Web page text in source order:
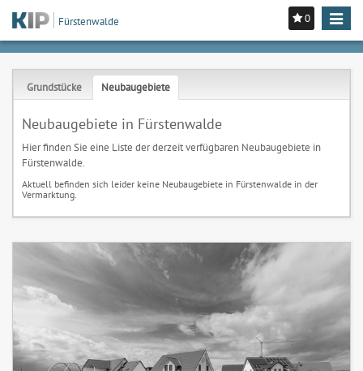
0
Toggle
Fürstenwalde
Grundstücke Neubaugebiete
Neubaugebiete in Fürstenwalde
Hier finden Sie eine Liste der derzeit verfügbaren Neubaugebiete in
Fürstenwalde.
Aktuell befinden sich leider keine Neubaugebiete in Fürstenwalde in der
Vermarktung.